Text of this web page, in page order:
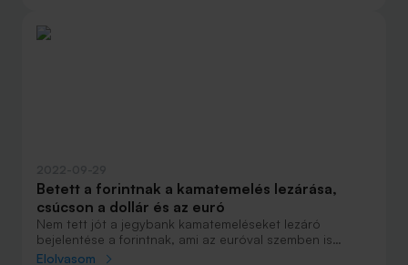
Betett a forintnak a kamatemelés lezárása,
csúcson a dollár és az euró
Nem tett jót a jegybank kamatemeléseket lezáró
bejelentése a forintnak, ami az euróval szemben is
rekordszintre gyengült. Bő félév alatt hatalmasat
Elolvasom